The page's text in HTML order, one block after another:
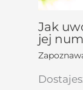
Jak
jej